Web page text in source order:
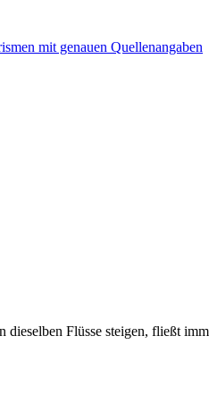
Flüsse steigen, fließt